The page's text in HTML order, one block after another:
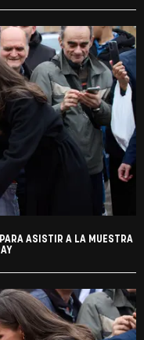
ASISTIR A LA MUESTRA